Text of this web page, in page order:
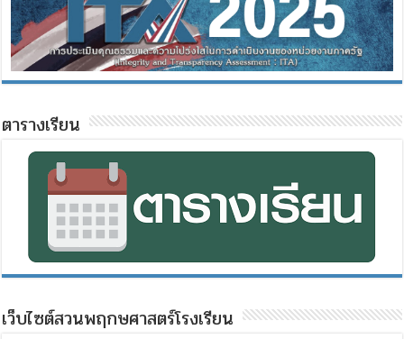
ตารางเรียน
เว็บไซต์สวนพฤกษศาสตร์โรงเรียน